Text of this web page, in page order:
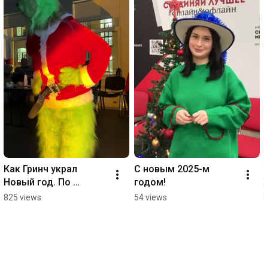
Как Гринч украл
Новый год. По
четвергам МК.
825 views
С новым 2025-м
годом!
54 views